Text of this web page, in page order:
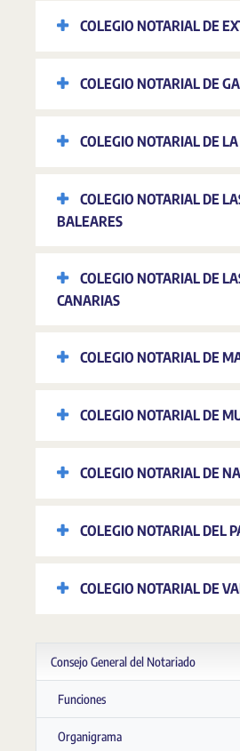
COLEGIO NOTARIAL DE
COLEGIO NOTARIAL DE
COLEGIO NOTARIAL DE
COLEGIO NOTARIAL DE
BALEARES
COLEGIO NOTARIAL DE
CANARIAS
COLEGIO NOTARIAL DE
COLEGIO NOTARIAL DE
COLEGIO NOTARIAL DE
COLEGIO NOTARIAL DEL
COLEGIO NOTARIAL DE
Consejo General del Notariado
Funciones
Organigrama